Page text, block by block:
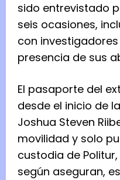
sido entrevistado
seis ocasiones,
con
presencia de sus
El pasaporte del
desde el inicio de
Joshua Steven
movilidad y solo
custodia de
según aseguran,